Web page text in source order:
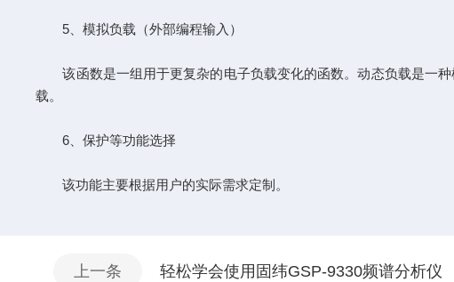
5、模拟负载（外部编程输入）
该函数是一组用于更复杂的电子负载变化的函数。动态负载是一种
载。
6、保护等功能选择
该功能主要根据用户的实际需求定制。
上一条 轻松学会使用固纬GSP-9330频谱分析仪